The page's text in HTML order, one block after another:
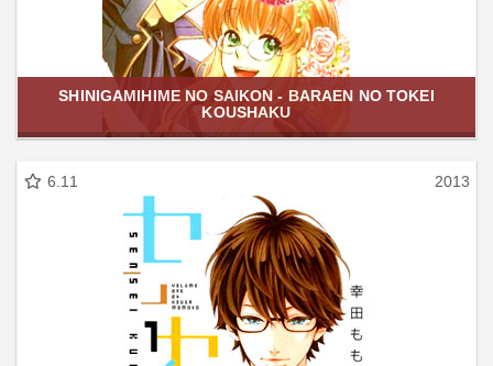
SHINIGAMIHIME NO SAIKON - BARAEN NO TOKEI
KOUSHAKU
6.11 2013